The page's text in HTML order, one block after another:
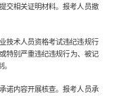
交相关证明材料。报考人员撤
技术人员资格考试违纪违规行
特别严重违纪违规行为、被记
诺内容开展核查。报考人员承